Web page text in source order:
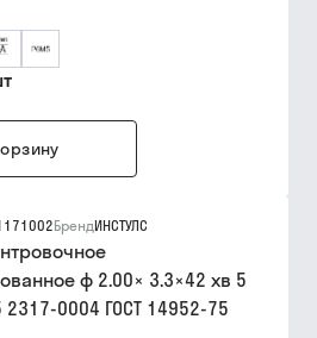
БрендИНСТУЛС
ф 2.00× 3.3×42 хв 5
2317-0004 ГОСТ 14952-75